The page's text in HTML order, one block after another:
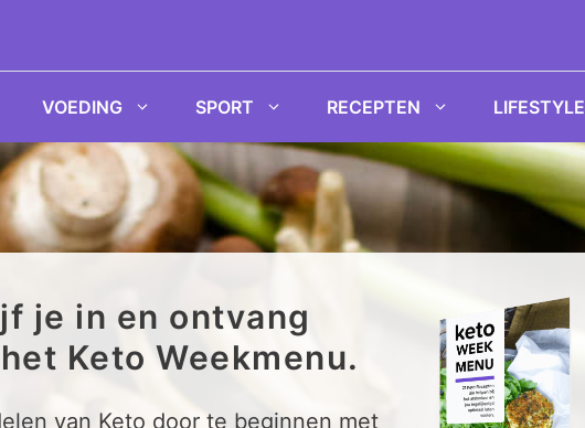
VOEDING SPORT RECEPTEN LIFESTYLE
je in en ontvang
Keto Weekmenu.
van Keto door te beginnen met